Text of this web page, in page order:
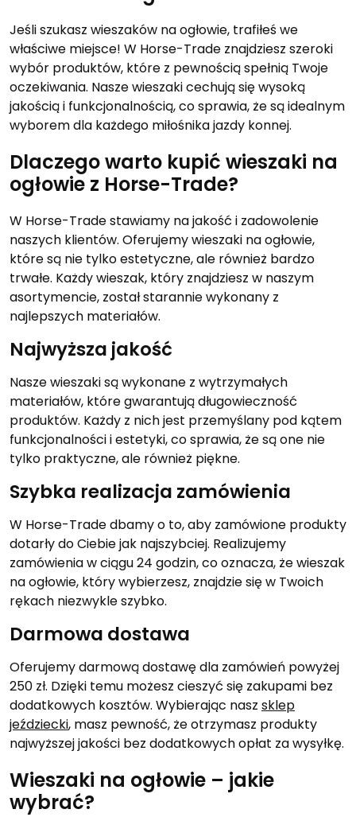
Jeśli szukasz wieszaków na ogłowie, trafiłeś we
właściwe miejsce! W Horse-Trade znajdziesz szeroki
wybór produktów, które z pewnością spełnią Twoje
oczekiwania. Nasze wieszaki cechują się wysoką
jakością i funkcjonalnością, co sprawia, że są idealnym
wyborem dla każdego miłośnika jazdy konnej.
Dlaczego warto kupić wieszaki na
ogłowie z Horse-Trade?
W Horse-Trade stawiamy na jakość i zadowolenie
naszych klientów. Oferujemy wieszaki na ogłowie,
które są nie tylko estetyczne, ale również bardzo
trwałe. Każdy wieszak, który znajdziesz w naszym
asortymencie, został starannie wykonany z
najlepszych materiałów.
Najwyższa jakość
Nasze wieszaki są wykonane z wytrzymałych
materiałów, które gwarantują długowieczność
produktów. Każdy z nich jest przemyślany pod kątem
funkcjonalności i estetyki, co sprawia, że są one nie
tylko praktyczne, ale również piękne.
Szybka realizacja zamówienia
W Horse-Trade dbamy o to, aby zamówione produkty
dotarły do Ciebie jak najszybciej. Realizujemy
zamówienia w ciągu 24 godzin, co oznacza, że wieszak
na ogłowie, który wybierzesz, znajdzie się w Twoich
rękach niezwykle szybko.
Darmowa dostawa
Oferujemy darmową dostawę dla zamówień powyżej
250 zł. Dzięki temu możesz cieszyć się zakupami bez
dodatkowych kosztów. Wybierając nasz sklep
jeździecki, masz pewność, że otrzymasz produkty
najwyższej jakości bez dodatkowych opłat za wysyłkę.
Wieszaki na ogłowie – jakie
wybrać?